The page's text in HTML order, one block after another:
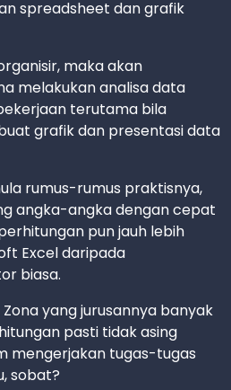
spreadsheet dan grafik
maka akan
melakukan analisa data
terutama bila
grafik dan presentasi data
rumus-rumus praktisnya,
angka-angka dengan cepat
pun jauh lebih
Excel daripada
biasa.
yang jurusannya banyak
pasti tidak asing
mengerjakan tugas-tugas
sobat?